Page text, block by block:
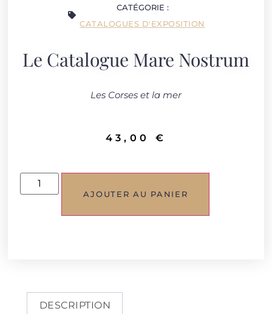
CATÉGORIE :
CATALOGUES D'EXPOSITION
Le Catalogue Mare Nostrum
Les Corses et la mer
43,00 €
AJOUTER AU PANIER
DESCRIPTION